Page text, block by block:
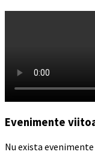
Evenimente
Nu exista evenimente